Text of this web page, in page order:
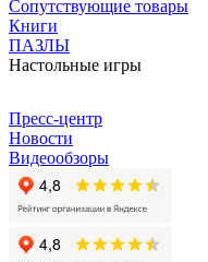
Сопутствующие товары
Книги
ПАЗЛЫ
Настольные игры
Пресс-центр
Новости
Видеообзоры